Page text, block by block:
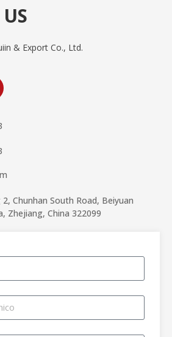
& Export Co., Ltd.
Chunhan South Road, Beiyuan
Zhejiang, China 322099